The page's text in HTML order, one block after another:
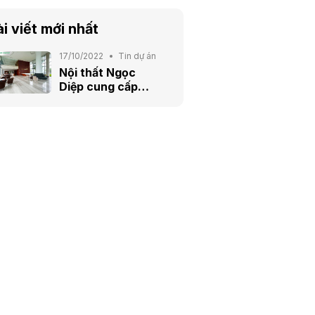
viết mới nhất
17/10/2022 Tin dự án
Nội thất Ngọc
Diệp cung cấp